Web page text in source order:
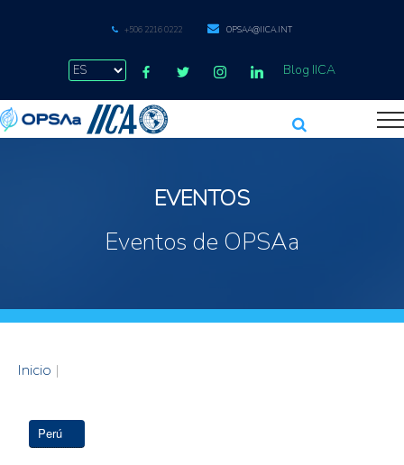
+506 2216 0222 OPSAA@IICA.INT
Blog IICA
EVENTOS
Eventos de OPSAa
Inicio |
Perú